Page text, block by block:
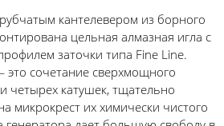
кантелевером из борного
цельная алмазная игла с
заточки типа Fine Line.
сочетание сверхмощного
четырех катушек, тщательно
микрокрест их химически чистого